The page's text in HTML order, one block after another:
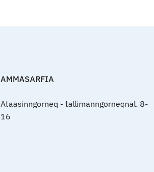
AMMASARFIA
Ataasinngorneq - tallimanngorneqnal. 8-
16